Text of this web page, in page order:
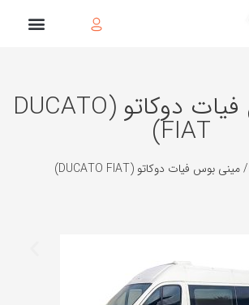
مینی بوس فیات دوكاتو (DUCATO
FIAT)
/ مینی بوس فیات دوكاتو (DUCATO FIAT)